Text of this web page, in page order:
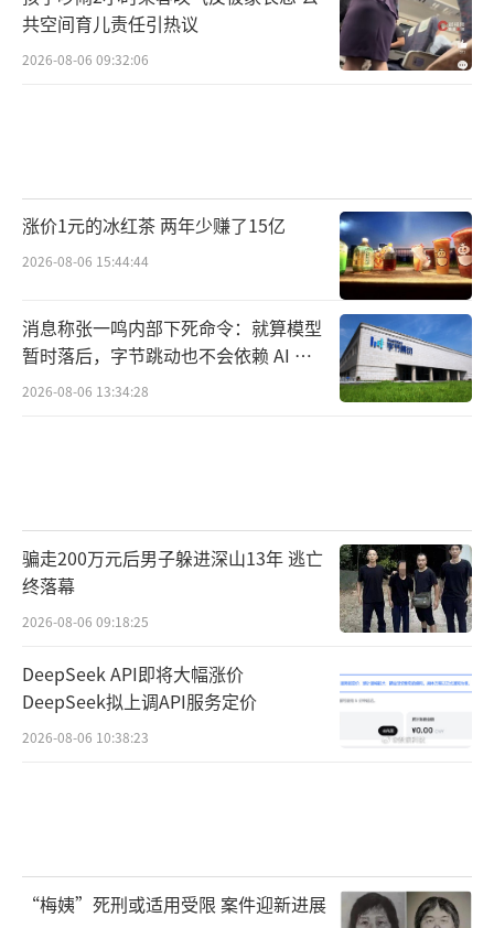
共空间育儿责任引热议
2026-08-06 09:32:06
涨价1元的冰红茶 两年少赚了15亿
2026-08-06 15:44:44
消息称张一鸣内部下死命令：就算模型
暂时落后，字节跳动也不会依赖 AI 蒸
馏技术
2026-08-06 13:34:28
骗走200万元后男子躲进深山13年 逃亡
终落幕
2026-08-06 09:18:25
DeepSeek API即将大幅涨价
DeepSeek拟上调API服务定价
2026-08-06 10:38:23
“梅姨”死刑或适用受限 案件迎新进展